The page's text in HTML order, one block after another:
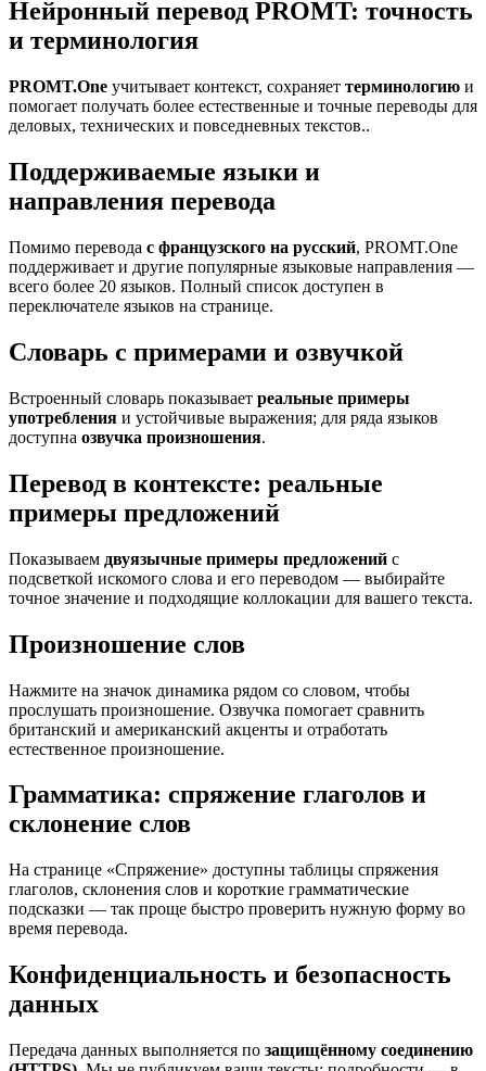
Нейронный перевод PROMT: точность
и терминология
PROMT.One учитывает контекст, сохраняет терминологию и
помогает получать более естественные и точные переводы для
деловых, технических и повседневных текстов..
Поддерживаемые языки и
направления перевода
Помимо перевода с французского на русский, PROMT.One
поддерживает и другие популярные языковые направления —
всего более 20 языков. Полный список доступен в
переключателе языков на странице.
Словарь с примерами и озвучкой
Встроенный словарь показывает реальные примеры
употребления и устойчивые выражения; для ряда языков
доступна озвучка произношения.
Перевод в контексте: реальные
примеры предложений
Показываем двуязычные примеры предложений с
подсветкой искомого слова и его переводом — выбирайте
точное значение и подходящие коллокации для вашего текста.
Произношение слов
Нажмите на значок динамика рядом со словом, чтобы
прослушать произношение. Озвучка помогает сравнить
британский и американский акценты и отработать
естественное произношение.
Грамматика: спряжение глаголов и
склонение слов
На странице «Спряжение» доступны таблицы спряжения
глаголов, склонения слов и короткие грамматические
подсказки — так проще быстро проверить нужную форму во
время перевода.
Конфиденциальность и безопасность
данных
Передача данных выполняется по защищённому соединению